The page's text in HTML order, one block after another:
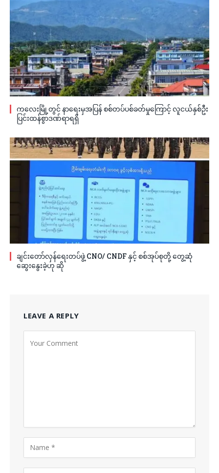
ကလေးမြို့တွင် နာရေးမှအပြန် စစ်တပ်ပစ်ခတ်မှုကြောင့် လူငယ်နှစ်ဦး
ပြင်းထန်စွာဒဏ်ရာရရှိ
ချင်းတော်လှန်ရေးတပ်ဖွဲ့ CNO/ CNDF နှင့် စစ်အုပ်စုတို့ တွေ့ဆုံ
ဆွေးနွေးခဲ့ဟု ဆို
LEAVE A REPLY